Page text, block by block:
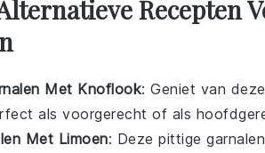
Recepten
Met Knoflook: Geniet van
als voorgerecht of als
Met Limoen: Deze pittige